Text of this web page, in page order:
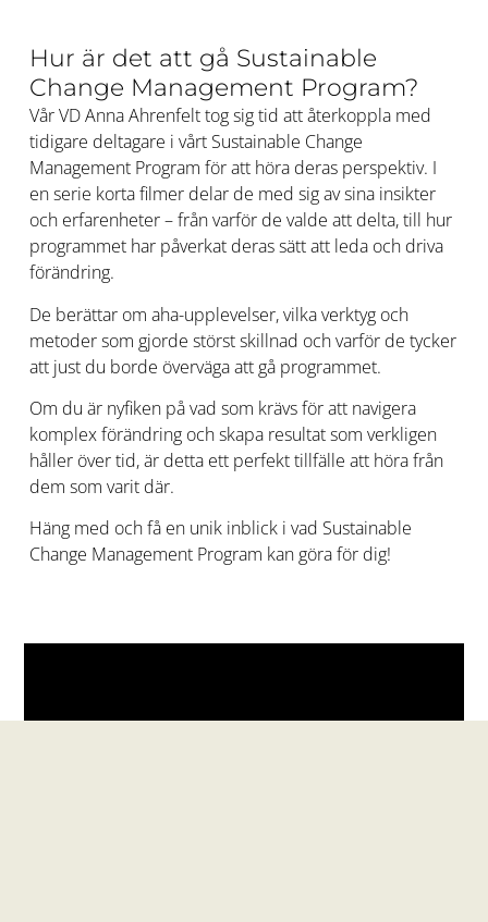
Hur är det att gå Sustainable
Change Management Program?
Vår VD Anna Ahrenfelt tog sig tid att återkoppla med
tidigare deltagare i vårt Sustainable Change
Management Program för att höra deras perspektiv. I
en serie korta filmer delar de med sig av sina insikter
och erfarenheter – från varför de valde att delta, till hur
programmet har påverkat deras sätt att leda och driva
förändring.
De berättar om aha-upplevelser, vilka verktyg och
metoder som gjorde störst skillnad och varför de tycker
att just du borde överväga att gå programmet.
Om du är nyfiken på vad som krävs för att navigera
komplex förändring och skapa resultat som verkligen
håller över tid, är detta ett perfekt tillfälle att höra från
dem som varit där.
Häng med och få en unik inblick i vad Sustainable
Change Management Program kan göra för dig!